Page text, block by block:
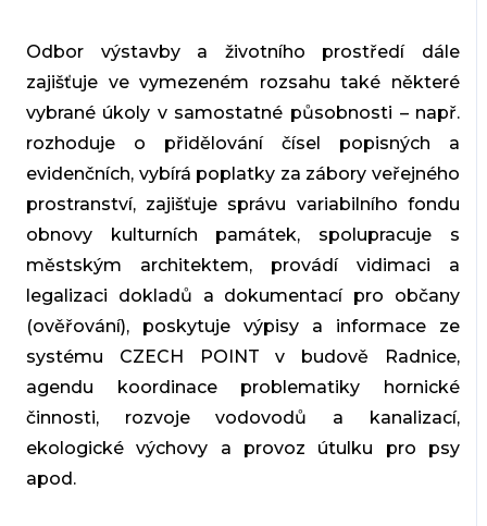
Odbor výstavby a životního prostředí dále
zajišťuje ve vymezeném rozsahu také některé
vybrané úkoly v samostatné působnosti – např.
rozhoduje o přidělování čísel popisných a
evidenčních, vybírá poplatky za zábory veřejného
prostranství, zajišťuje správu variabilního fondu
obnovy kulturních památek, spolupracuje s
městským architektem, provádí vidimaci a
legalizaci dokladů a dokumentací pro občany
(ověřování), poskytuje výpisy a informace ze
systému CZECH POINT v budově Radnice,
agendu koordinace problematiky hornické
činnosti, rozvoje vodovodů a kanalizací,
ekologické výchovy a provoz útulku pro psy
apod.